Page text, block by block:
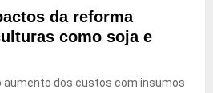
da reforma
como soja e
aumento dos custos com insumos